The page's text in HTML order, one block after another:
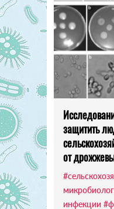
защитить
от
инфекции